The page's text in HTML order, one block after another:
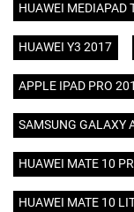
HUAWEI MEDIAPAD
HUAWEI Y3 2017
APPLE IPAD PRO
SAMSUNG GALAXY
HUAWEI MATE 10
HUAWEI MATE 10